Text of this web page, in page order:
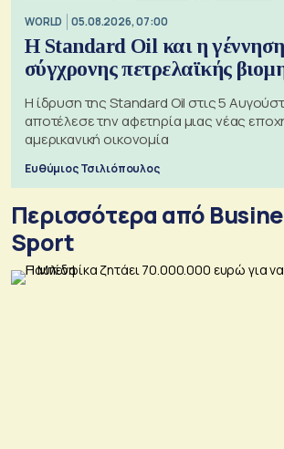
WORLD 05.08.2026, 07:00
Η Standard Oil και η
σύγχρονης πετρελαϊκής
Η ίδρυση της Standard Oil στις 5
αποτέλεσε την αφετηρία μιας νέας
αμερικανική οικονομία
Ευθύμιος Τσιλιόπουλος
Περισσότερα από
Sport